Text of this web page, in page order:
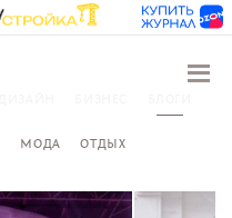
МОДА ОТДЫХ